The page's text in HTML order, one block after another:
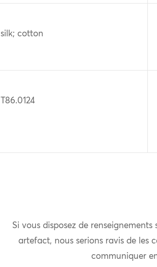
silk; cotton
T86.0124
Si vous disposez de
artefact, nous serions ravis de les
communiquer